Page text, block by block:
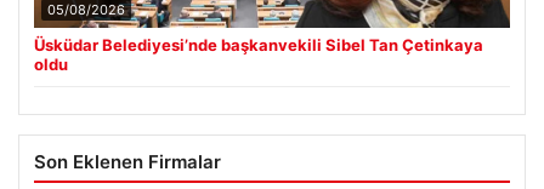
05/08/2026
Üsküdar Belediyesi’nde başkanvekili Sibel Tan Çetinkaya
oldu
Son Eklenen Firmalar